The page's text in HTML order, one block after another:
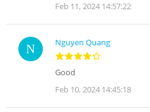
Feb 11, 2024 14:57:22
Nguyen Quang
Good
Feb 10, 2024 14:45:18